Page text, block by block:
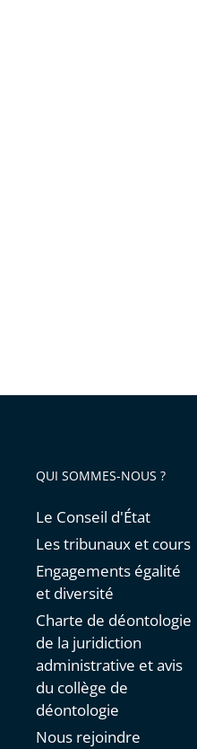
QUI SOMMES-NOUS ?
Le Conseil d'État
Les tribunaux et cours
Engagements égalité
et diversité
Charte de déontologie
de la juridiction
administrative et avis
du collège de
déontologie
Nous rejoindre